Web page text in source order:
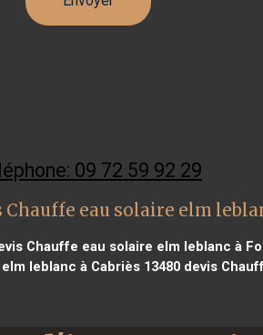
09 72 59 92 29
eau solaire elm
Chauffe eau solaire elm leblanc à
leblanc à Cabriès 13480devis